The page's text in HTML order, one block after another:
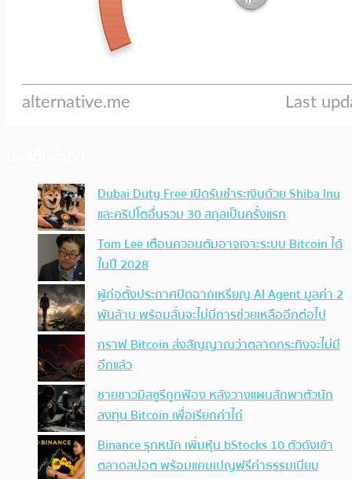
Dubai Duty Free เปิดรับชำระเงินด้วย Shiba Inu
และคริปโตอื่นรวม 30 สกุลเป็นครั้งแรก
Tom Lee เตือนควอนตัมอาจเจาะระบบ Bitcoin ได้
ในปี 2028
ผู้ก่อตั้งประกาศปิดฉากเหรียญ AI Agent มูลค่า 2
พันล้าน พร้อมลั่นจะไม่มีการช่วยเหลืออีกต่อไป
กราฟ Bitcoin ส่งสัญญาณว่าตลาดกระทิงจะไม่มี
อีกแล้ว
ชายชาวมิสซูรีถูกฟ้อง หลังวางแผนลักพาตัวนัก
ลงทุน Bitcoin เพื่อเรียกค่าไถ่
Binance รุกหนัก เพิ่มหุ้น bStocks 10 ตัวดังเข้า
ตลาดสปอต พร้อมแคมเปญฟรีค่าธรรมเนียม